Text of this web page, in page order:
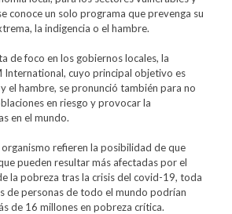
conoce un solo programa que prevenga su
la indigencia o el hambre.
de foco en los gobiernos locales, la
International, cuyo principal objetivo es
el hambre, se pronunció también para no
en riesgo y provocar la
en el mundo.
refieren la posibilidad de que
pueden resultar más afectadas por el
la pobreza tras la crisis del covid-19, toda
de personas de todo el mundo podrían
de 16 millones en pobreza crítica.